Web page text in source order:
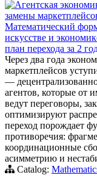
Агентская
замены
Математический
искусстве и
план перехода за 2
Через два года
маркетплейсов
—
агентов, которые от
ведут переговоры,
оптимизируют
переход порождает
противоречия:
координационные
асимметрию и
Catalog: